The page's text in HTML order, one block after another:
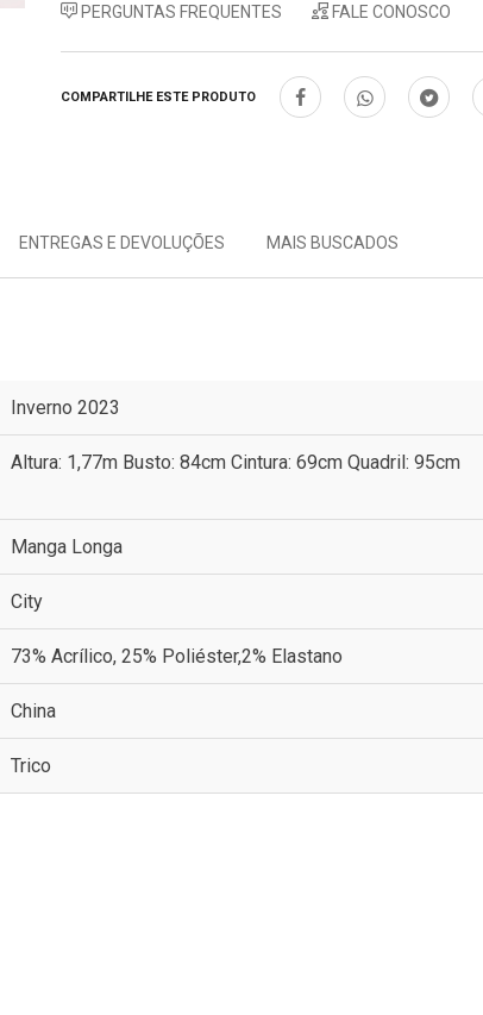
PERGUNTAS FREQUENTES FALE CONOSCO
COMPARTILHE ESTE PRODUTO
ENTREGAS E DEVOLUÇÕES MAIS BUSCADOS
Inverno 2023
Altura: 1,77m Busto: 84cm Cintura: 69cm Quadril: 95cm
Manga Longa
City
73% Acrílico, 25% Poliéster,2% Elastano
China
Trico